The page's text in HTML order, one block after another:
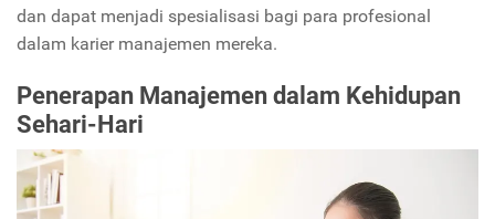
dan dapat menjadi spesialisasi bagi para profesional
dalam karier manajemen mereka.
Penerapan Manajemen dalam Kehidupan
Sehari-Hari